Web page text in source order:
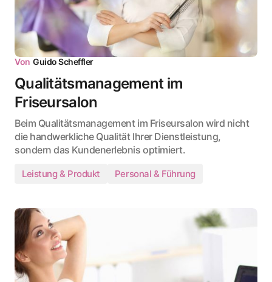
Von Guido Scheffler
Qualitätsmanagement im
Friseursalon
Beim Qualitätsmanagement im Friseursalon wird nicht
die handwerkliche Qualität Ihrer Dienstleistung,
sondern das Kundenerlebnis optimiert.
Leistung & Produkt Personal & Führung